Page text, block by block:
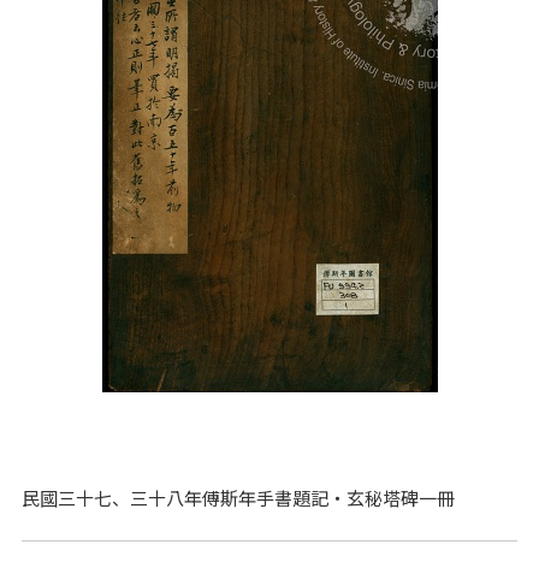
民國三十七、三十八年傅斯年手書題記‧玄秘塔碑一冊